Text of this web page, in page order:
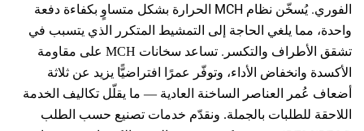
الفوري. يُسخّن نظام MCH الحرارة بشكل متساوٍ بكفاءة دفعة
واحدة، مما يلغي الحاجة إلى التمشيط المتكرر الذي يتسبب في
تشقق الأطراف والتكسر.
تساعد سخانات MCH على مقاومة
الأكسدة وانخفاض الأداء، وتوفّر عمرًا افتراضيًّا يزيد عن ثلاثة
أضعاف عُمر العناصر الساخنة العادية — ما يقلّل تكاليف الخدمة
اللاحقة للطلبات بالجملة. ونقدّم خدمات تصنيع حسب الطلب